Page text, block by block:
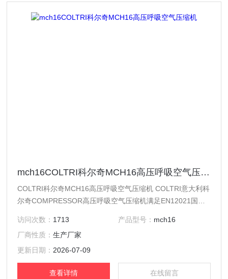
mch16COLTRI科尔奇MCH16高压呼吸空气压缩机
COLTRI科尔奇MCH16高压呼吸空气压缩机 COLTRI意大利科
尔奇COMPRESSOR高压呼吸空气压缩机满足EN12021国际
故障或者不正常的情况，您可以随时致电电话。工作人员将耐
心倾听您的问题，并给予您解决方案。
访问次数： 1713 产品型号： mch16
厂商性质：生产厂家
更新日期： 2026-07-09
查看详情 在线留言